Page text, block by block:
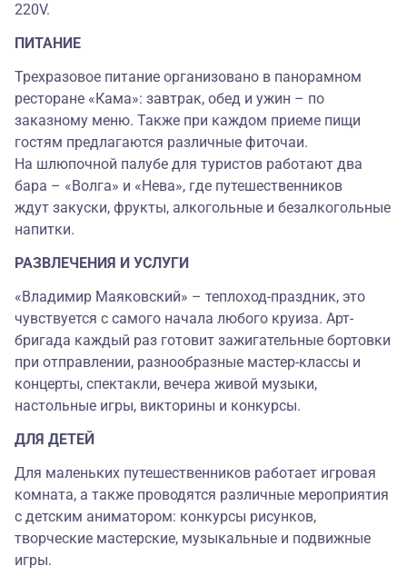
220V.
ПИТАНИЕ
Трехразовое питание организовано в панорамном
ресторане «Кама»: завтрак, обед и ужин – по
заказному меню. Также при каждом приеме пищи
гостям предлагаются различные фиточаи.
На шлюпочной палубе для туристов работают два
бара – «Волга» и «Нева», где путешественников
ждут закуски, фрукты, алкогольные и безалкогольные
напитки.
РАЗВЛЕЧЕНИЯ И УСЛУГИ
«Владимир Маяковский» – теплоход-праздник, это
чувствуется с самого начала любого круиза. Арт-
бригада каждый раз готовит зажигательные бортовки
при отправлении, разнообразные мастер-классы и
концерты, спектакли, вечера живой музыки,
настольные игры, викторины и конкурсы.
ДЛЯ ДЕТЕЙ
Для маленьких путешественников работает игровая
комната, а также проводятся различные мероприятия
с детским аниматором: конкурсы рисунков,
творческие мастерские, музыкальные и подвижные
игры.